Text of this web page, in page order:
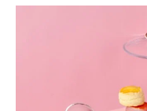
免責聲明：里先生努力
訪之金融機構、
服務
Reward+ App「賞
直接轉換為里數或
每月結單週期首
轉換「獎賞錢